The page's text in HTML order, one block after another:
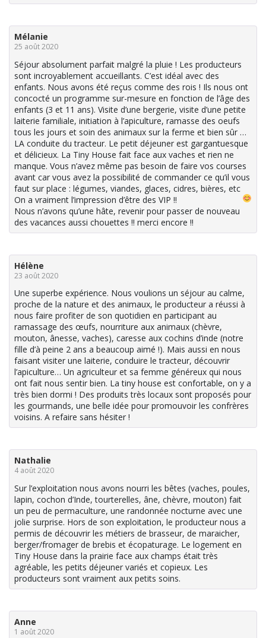
Mélanie
25 août 2020
Séjour absolument parfait malgré la pluie ! Les producteurs
sont incroyablement accueillants. C’est idéal avec des
enfants. Nous avons été reçus comme des rois ! Ils nous ont
concocté un programme sur-mesure en fonction de l’âge des
enfants (3 et 11 ans). Visite d’une bergerie, visite d’une petite
laiterie familiale, initiation à l’apiculture, ramasse des oeufs
tous les jours et soin des animaux sur la ferme et bien sûr …
LA conduite du tracteur. Le petit déjeuner est gargantuesque
et délicieux. La Tiny House fait face aux vaches et rien ne
manque. Vous n’avez même pas besoin de faire vos courses
avant car vous avez la possibilité de commander ce qu’il vous
faut sur place : légumes, viandes, glaces, cidres, bières, etc
On a vraiment l’impression d’être des VIP !!
Nous n’avons qu’une hâte, revenir pour passer de nouveau
des vacances aussi chouettes !! merci encore !!
Hélène
23 août 2020
Une superbe expérience. Nous voulions un séjour au calme,
proche de la nature et des animaux, le producteur a réussi à
nous faire profiter de son quotidien en participant au
ramassage des œufs, nourriture aux animaux (chèvre,
mouton, ânesse, vaches), caresse aux cochins d’inde (notre
fille d’à peine 2 ans a beaucoup aimé !). Mais aussi en nous
faisant visiter une laiterie, conduire le tracteur, découvrir
l’apiculture… Un agriculteur et sa femme généreux qui nous
ont fait nous sentir bien. La tiny house est confortable, on y a
très bien dormi ! Des produits très locaux sont proposés pour
les gourmands, une belle idée pour promouvoir les confrères
voisins. A refaire sans hésiter !
Nathalie
4 août 2020
Sur l’exploitation nous avons nourri les bêtes (vaches, poules,
lapin, cochon d’Inde, tourterelles, âne, chèvre, mouton) fait
un peu de permaculture, une randonnée nocturne avec une
jolie surprise. Hors de son exploitation, le producteur nous a
permis de découvrir les métiers de brasseur, de maraicher,
berger/fromager de brebis et écopaturage. Le logement en
Tiny House dans la prairie face aux champs était très
agréable, les petits déjeuner variés et copieux. Les
producteurs sont vraiment aux petits soins.
Anne
1 août 2020